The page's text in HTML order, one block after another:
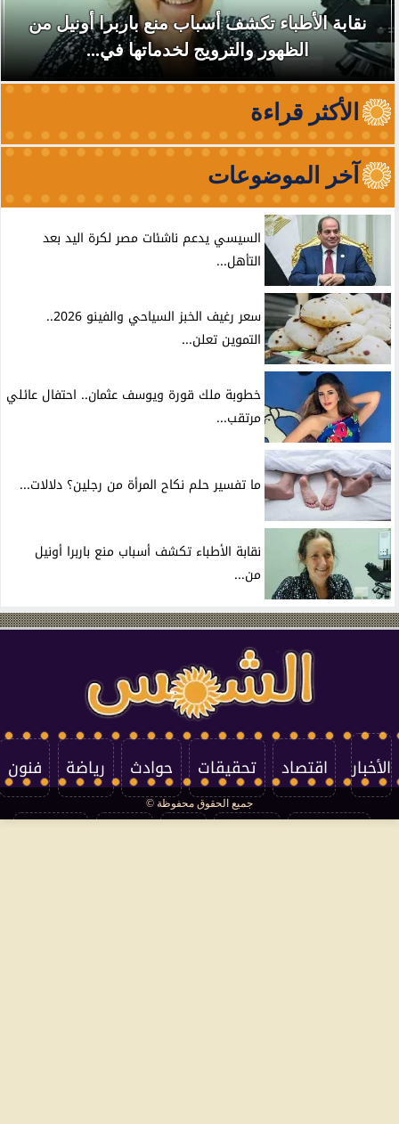
نقابة الأطباء تكشف أسباب منع باربرا أونيل من
الظهور والترويج لخدماتها في...
الأكثر قراءة
آخر الموضوعات
السيسي يدعم ناشئات مصر لكرة اليد بعد
التأهل...
سعر رغيف الخبز السياحي والفينو 2026..
التموين تعلن...
خطوبة ملك قورة ويوسف عثمان.. احتفال عائلي
مرتقب...
ما تفسير حلم نكاح المرأة من رجلين؟ دلالات...
نقابة الأطباء تكشف أسباب منع باربرا أونيل
من...
الأخبار اقتصاد تحقيقات حوادث رياضة فنون
جميع الحقوق محفوظة ©